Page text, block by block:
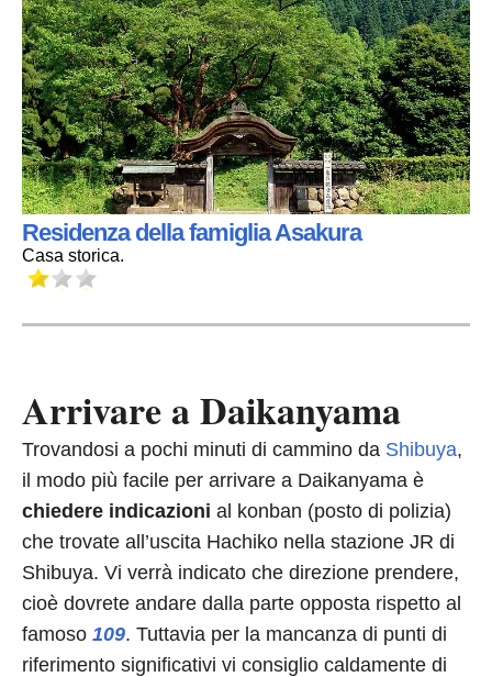
Residenza della famiglia Asakura
Casa storica.
Arrivare a Daikanyama
Trovandosi a pochi minuti di cammino da Shibuya,
il modo più facile per arrivare a Daikanyama è
chiedere indicazioni al konban (posto di polizia)
che trovate all’uscita Hachiko nella stazione JR di
Shibuya. Vi verrà indicato che direzione prendere,
cioè dovrete andare dalla parte opposta rispetto al
famoso 109. Tuttavia per la mancanza di punti di
riferimento significativi vi consiglio caldamente di